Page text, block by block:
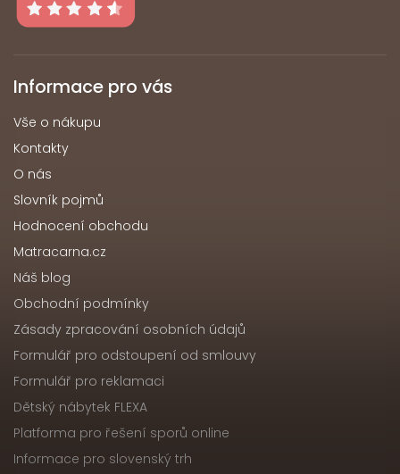
Informace pro vás
Vše o nákupu
Kontakty
O nás
Slovník pojmů
Hodnocení obchodu
Matracarna.cz
Náš blog
Obchodní podmínky
Zásady zpracování osobních údajů
Formulář pro odstoupení od smlouvy
Formulář pro reklamaci
Dětský nábytek FLEXA
Platforma pro řešení sporů online
Informace pro slovenský trh